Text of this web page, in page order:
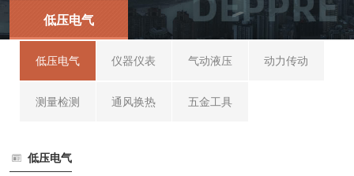
低压电气
低压电气 仪器仪表 气动液压 动力传动
测量检测 通风换热 五金工具
低压电气